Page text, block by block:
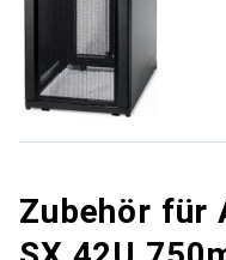
Zubehör für